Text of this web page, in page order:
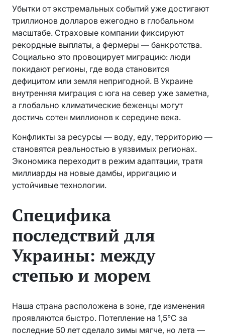
Убытки от экстремальных событий уже достигают
триллионов долларов ежегодно в глобальном
масштабе. Страховые компании фиксируют
рекордные выплаты, а фермеры — банкротства.
Социально это провоцирует миграцию: люди
покидают регионы, где вода становится
дефицитом или земля непригодной. В Украине
внутренняя миграция с юга на север уже заметна,
а глобально климатические беженцы могут
достичь сотен миллионов к середине века.
Конфликты за ресурсы — воду, еду, территорию —
становятся реальностью в уязвимых регионах.
Экономика переходит в режим адаптации, тратя
миллиарды на новые дамбы, ирригацию и
устойчивые технологии.
Специфика
последствий для
Украины: между
степью и морем
Наша страна расположена в зоне, где изменения
проявляются быстро. Потепление на 1,5°C за
последние 50 лет сделало зимы мягче, но лета —